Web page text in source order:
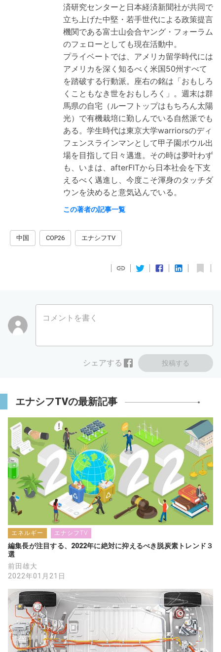
済研究センターと日本経済新聞社が共同で
立ち上げた中堅・若手世代による政策提言
機関である富士山会合ヤング・フォーラム
のフェローとしても現在活動中。
プライベートでは、アメリカ留学時代には
アメリカを深く知るべく米国50州すべて
を踏破する行動派。座右の銘は「おもしろ
くこともなき世をおもしろく」。週末は群
馬県の自宅（ルーフトップはもちろん太陽
光）で有機栽培に勤しんでいる自然派でも
ある。学生時代は東京大学warriorsのディ
フェンスラインマンとして甲子園ボウル出
場を目指して日々邁進。その時は夢叶わず
も、いまは、afterFITから日本社会を下支
えるべく邁進し、今度こそ渾身のタッチダ
ウンを決めると意気込んでいる。
この著者の記事一覧
中国 COP26 エナシフTV
コメントを書く
投稿する
シェアする
エナシフTVの最新記事
エネルギー エナシフTV
編集長が注目する、2022年に絶対に抑えるべき脱炭素トレンド３
選
前田雄大
2022年01月21日